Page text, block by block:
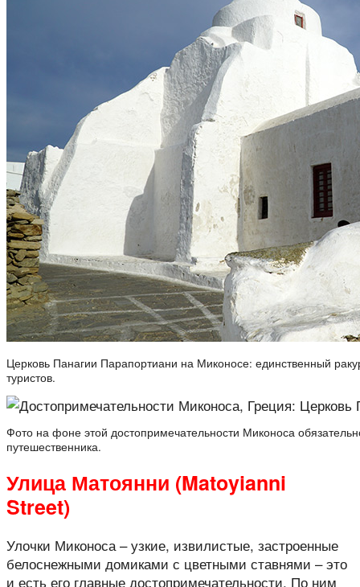
Церковь Панагии Парапортиани на Миконосе: единственный
туристов.
Фото на фоне этой достопримечательности Миконоса
путешественника.
Улица Матоянни (Matoyianni
Street)
Улочки Миконоса – узкие, извилистые, застроенные
белоснежными домиками с цветными ставнями – это
и есть его главные достопримечательности. По ним